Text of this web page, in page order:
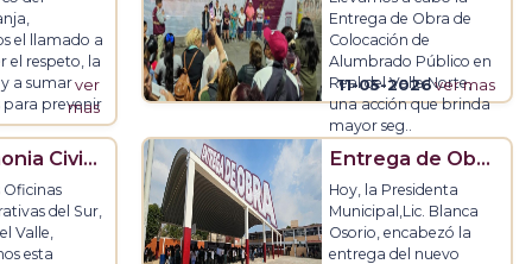
el llamado a
el respeto, la
a sumar
para prevenir
ver
mas
Entrega de Obra de
Colocación de
Alumbrado Público en
Real del Valle Norte,
una acción que brinda
mayor seg..
11-05-2026ver mas
Ceremonia Civica Real del Valle
Oficinas
del Sur,
Valle,
esta
Entrega de Obra Real del Valle
Hoy, la Presidenta
Municipal,Lic. Blanca
Osorio, encabezó la
entrega del nuevo